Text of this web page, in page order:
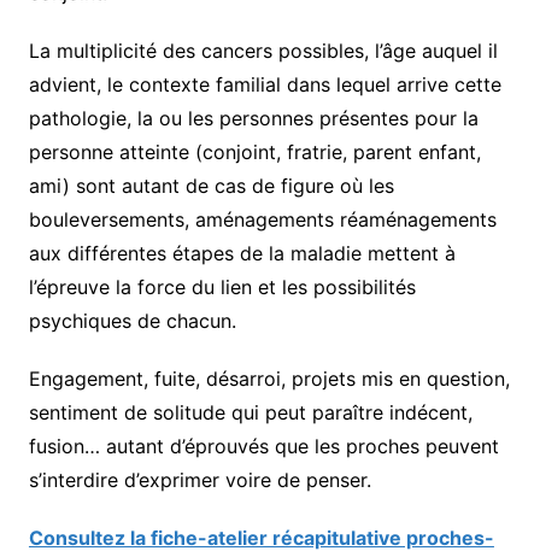
La multiplicité des cancers possibles, l’âge auquel il
advient, le contexte familial dans lequel arrive cette
pathologie, la ou les personnes présentes pour la
personne atteinte (conjoint, fratrie, parent enfant,
ami) sont autant de cas de figure où les
bouleversements, aménagements réaménagements
aux différentes étapes de la maladie mettent à
l’épreuve la force du lien et les possibilités
psychiques de chacun.
Engagement, fuite, désarroi, projets mis en question,
sentiment de solitude qui peut paraître indécent,
fusion… autant d’éprouvés que les proches peuvent
s’interdire d’exprimer voire de penser.
Consultez la fiche-atelier récapitulative proches-